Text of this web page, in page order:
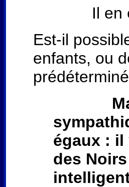
Il en est
Est-il
enfants, ou
égaux : il
des